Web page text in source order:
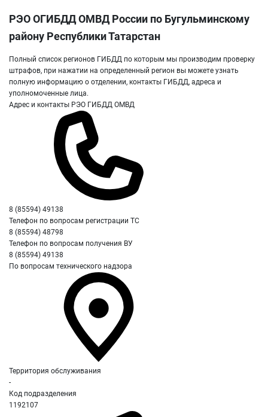
РЭО ОГИБДД ОМВД России по Бугульминскому
району Республики Татарстан
Полный список регионов ГИБДД по которым мы производим проверку
штрафов, при нажатии на определенный регион вы можете узнать
полную информацию о отделении, контакты ГИБДД, адреса и
уполномоченные лица.
Адрес и контакты РЭО ГИБДД ОМВД
8 (85594) 49138
Телефон по вопросам регистрации ТС
8 (85594) 48798
Телефон по вопросам получения ВУ
8 (85594) 49138
По вопросам технического надзора
Территория обслуживания
-
Код подразделения
1192107